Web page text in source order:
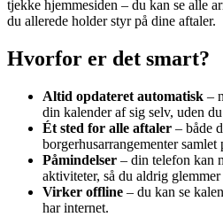
tjekke hjemmesiden – du kan se alle
du allerede holder styr på dine aftaler.
Hvorfor er det smart?
Altid opdateret automatisk –
din kalender af sig selv, uden
Ét sted for alle aftaler – både
borgerhusarrangementer samlet
Påmindelser – din telefon kan
aktiviteter, så du aldrig glemmer
Virker offline – du kan se
har internet.